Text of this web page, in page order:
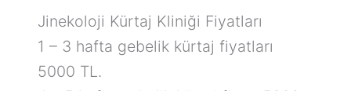
Jinekoloji Kürtaj Kliniği Fiyatları
1 – 3 hafta gebelik kürtaj fiyatları
5000 TL.